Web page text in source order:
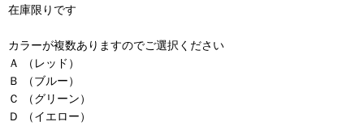
在庫限りです
カラーが複数ありますのでご選択ください
Ａ （レッド）
Ｂ （ブルー）
Ｃ （グリーン）
Ｄ （イエロー）